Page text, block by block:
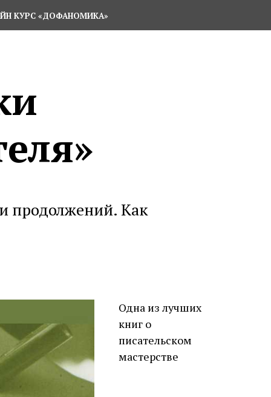
КУРС «ДОФАНОМИКА»
продолжений. Как
Одна из лучших
книг о
писательском
мастерстве